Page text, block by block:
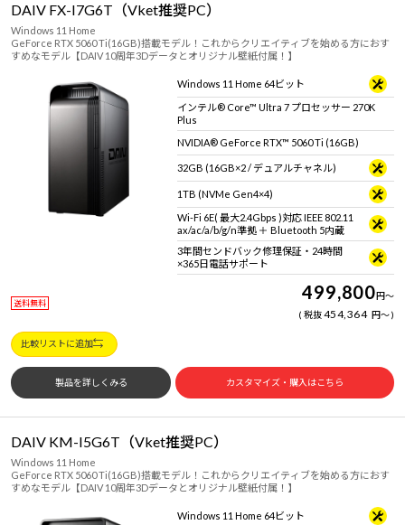
DAIV FX-I7G6T（Vket推奨PC）
Windows 11 Home
GeForce RTX 5060 Ti(16GB)搭載モデル！これからクリエイティブを始める方におす
すめなモデル【DAIV 10周年3Dデータとオリジナル壁紙付属！】
Windows 11 Home 64ビット
インテル® Core™ Ultra 7 プロセッサー 270K
Plus
NVIDIA® GeForce RTX™ 5060 Ti (16GB)
32GB (16GB×2 / デュアルチャネル)
1TB (NVMe Gen4×4)
Wi-Fi 6E( 最大2.4Gbps )対応 IEEE 802.11
ax/ac/a/b/g/n準拠 ＋ Bluetooth 5内蔵
3年間センドバック修理保証・24時間
×365日電話サポート
送料無料 499,800円～
税抜454,364 円～
比較リストに追加
製品を詳しくみる カスタマイズ・購入はこちら
DAIV KM-I5G6T（Vket推奨PC）
Windows 11 Home
GeForce RTX 5060 Ti(16GB)搭載モデル！これからクリエイティブを始める方におす
すめなモデル【DAIV 10周年3Dデータとオリジナル壁紙付属！】
Windows 11 Home 64ビット